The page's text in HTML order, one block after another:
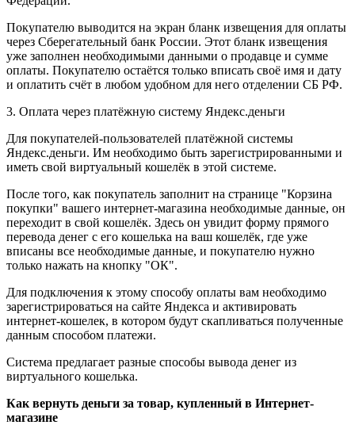
Покупателю выводится на экран бланк извещения для оплаты
через Сберегательный банк России. Этот бланк извещения
уже заполнен необходимыми данными о продавце и сумме
оплаты. Покупателю остаётся только вписать своё имя и дату
и оплатить счёт в любом удобном для него отделении СБ РФ.
3. Оплата через платёжную систему Яндекс.деньги
Для покупателей-пользователей платёжной системы
Яндекс.деньги. Им необходимо быть зарегистрированными и
иметь свой виртуальный кошелёк в этой системе.
После того, как покупатель заполнит на странице "Корзина
покупки" вашего интернет-магазина необходимые данные, он
переходит в свой кошелёк. Здесь он увидит форму прямого
перевода денег с его кошелька на ваш кошелёк, где уже
вписаны все необходимые данные, и покупателю нужно
только нажать на кнопку "ОК".
Для подключения к этому способу оплаты вам необходимо
зарегистрироваться на сайте Яндекса и активировать
интернет-кошелек, в котором будут скапливаться полученные
данным способом платежи.
Система предлагает разные способы вывода денег из
виртуального кошелька.
Как вернуть деньги за товар, купленный в Интернет-
магазине